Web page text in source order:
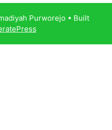
Purworejo • Built